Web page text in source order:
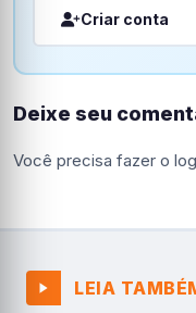
Criar conta
Deixe seu
Você precisa fazer o
LEIA